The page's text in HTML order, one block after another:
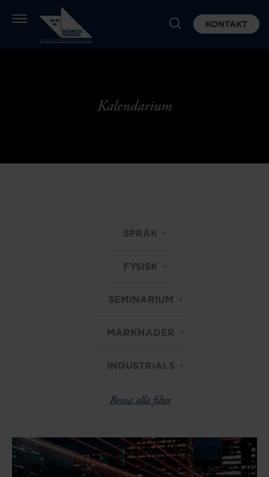
KONTAKT
Kalendarium
SPRÅK
FYSISK
SEMINARIUM
MARKNADER
INDUSTRIALS
Rensa alla filter